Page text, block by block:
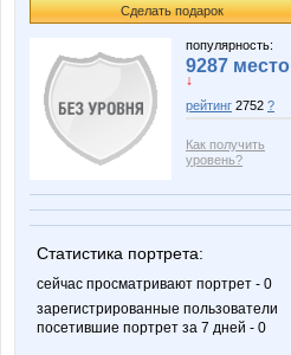
Сделать подарок
популярность:
9287 место
↓
рейтинг 2752 ?
Как получить
уровень?
Статистика портрета:
сейчас просматривают портрет - 0
зарегистрированные пользователи
посетившие портрет за 7 дней - 0